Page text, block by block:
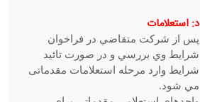
د: استعلامات
پس از شرکت متقاضي در فراخوان
شرايط وي بررسي و در صورت تائيد
شرايط وارد مرحله استعلامات مقدماتی
مي شود.